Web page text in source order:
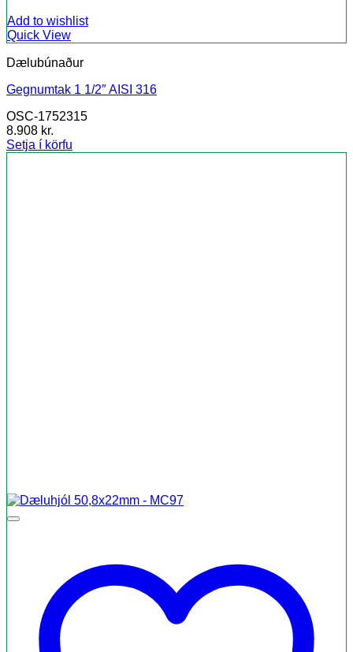
Add to wishlist
Quick View
Dælubúnaður
Gegnumtak 1 1/2″ AISI 316
OSC-1752315
8.908 kr.
Setja í körfu